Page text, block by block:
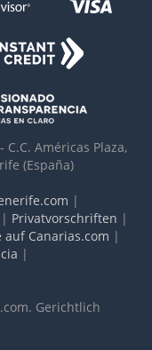
C.C. Américas Plaza,
(España)
|
| Privatvorschriften |
auf Canarias.com |
|
Gerichtlich